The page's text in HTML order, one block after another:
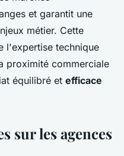
et garantit une
métier. Cette
l'expertise technique
proximité commerciale
équilibré et efficace
sur les agences